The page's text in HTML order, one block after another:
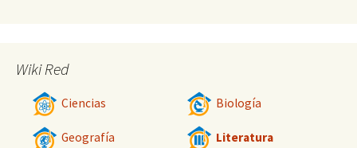
Wiki Red
Ciencias Biología
Geografía Literatura